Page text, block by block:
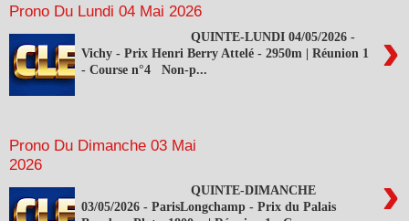
Prono Du Lundi 04 Mai 2026
›
QUINTE-LUNDI 04/05/2026 -
Vichy - Prix Henri Berry Attelé - 2950m | Réunion 1
- Course n°4 Non-p...
Prono Du Dimanche 03 Mai
2026
›
QUINTE-DIMANCHE
03/05/2026 - ParisLongchamp - Prix du Palais